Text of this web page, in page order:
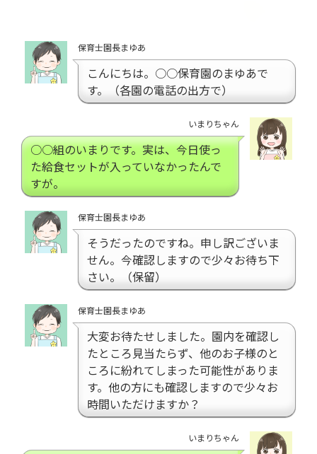
保育士園長まゆあ
こんにちは。○○保育園のまゆあで
す。（各園の電話の出方で）
いまりちゃん
○○組のいまりです。実は、今日使っ
た給食セットが入っていなかったんで
すが。
保育士園長まゆあ
そうだったのですね。申し訳ございま
せん。今確認しますので少々お待ち下
さい。（保留）
保育士園長まゆあ
大変お待たせしました。園内を確認し
たところ見当たらず、他のお子様のと
ころに紛れてしまった可能性がありま
す。他の方にも確認しますので少々お
時間いただけますか？
いまりちゃん